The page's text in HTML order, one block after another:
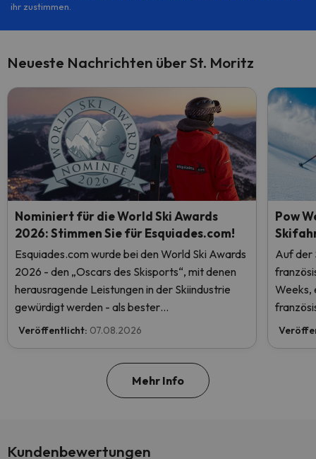
ihr zustimmen.
Neueste Nachrichten über St. Moritz
Nominiert für die World Ski Awards
2026: Stimmen Sie für Esquiades.com!
Esquiades.com wurde bei den World Ski Awards
2026 - den „Oscars des Skisports“, mit denen
herausragende Leistungen in der Skiindustrie
gewürdigt werden - als bester
Skiurlaubveranstalter der Welt nominiert.
ersten Platz zu erreichen!
Veröffentlicht: 07.08.2026
Pow
Auf der
Weeks,
Mehr Info
Kundenbewertungen